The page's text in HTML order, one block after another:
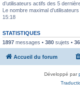
d’utilisateurs actifs des 5
Le nombre maximal
15:18
STATISTIQUES
1897 messages • 380 sujets •
Accueil du forum
Développé par